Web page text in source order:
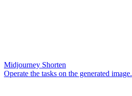
Midjourney Shorten
Operate the tasks on the generated image.